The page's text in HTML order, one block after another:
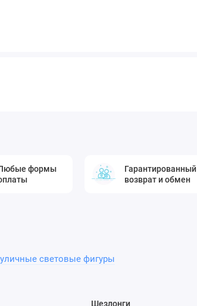
формы
Гарантированный
возврат и обмен
уличные световые фигуры
Шезлонги